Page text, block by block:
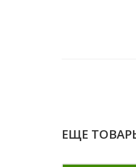
ЕЩЕ